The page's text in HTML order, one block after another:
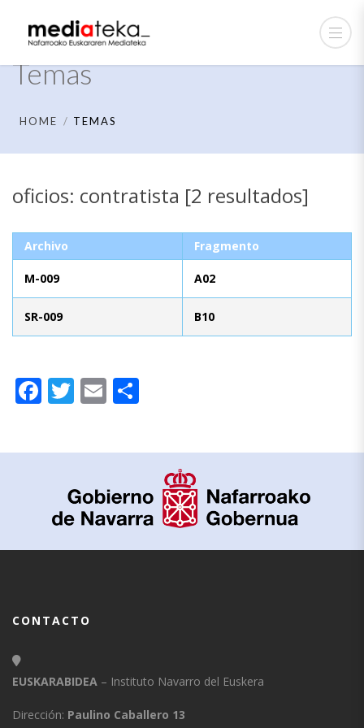
Temas
HOME TEMAS
oficios: contratista [2 resultados]
Archivo Fragmento
M-009 A02
SR-009 B10
Facebook
Twitter
Email
CONTACTO
EUSKARABIDEA – Instituto Navarro del Euskera
Dirección: Paulino Caballero 13